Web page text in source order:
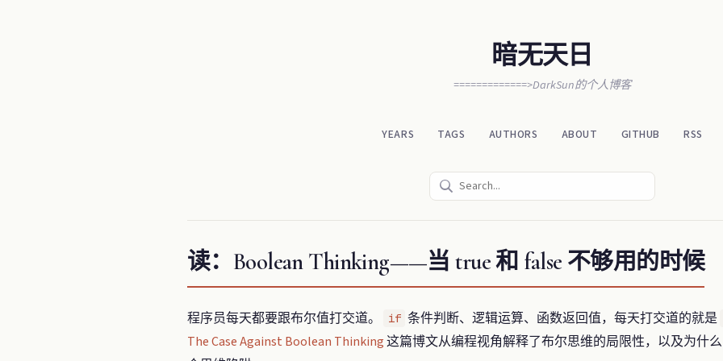
暗无天日
=============>DarkSun的个人博客
YEARS TAGS AUTHORS ABOUT GITHUB RSS
读：Boolean Thinking——当 true 和 false 不够用的时候
程序员每天都要跟布尔值打交道。 if 条件判断、逻辑运算、函数返回值，每天打交道的就是
The Case Against Boolean Thinking这篇博文从编程视角解释了布尔思维的局限性，以及为什